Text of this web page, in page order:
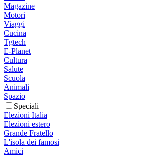
Magazine
Motori
Viaggi
Cucina
Tgtech
E-Planet
Cultura
Salute
Scuola
Animali
Spazio
Speciali
Elezioni Italia
Elezioni estero
Grande Fratello
L'isola dei famosi
Amici